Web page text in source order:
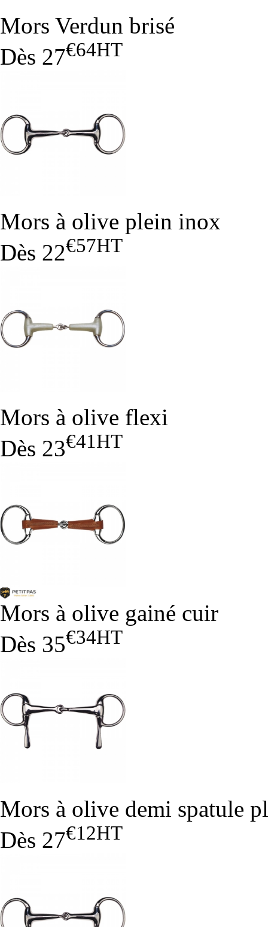
Mors Verdun brisé
Dès 27€64HT
Mors à olive plein inox
Dès 22€57HT
Mors à olive flexi
Dès 23€41HT
Mors à olive gainé cuir
Dès 35€34HT
Mors à olive demi spatule
Dès 27€12HT